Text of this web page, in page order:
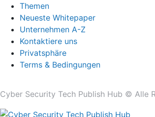
Themen
Neueste Whitepaper
Unternehmen A-Z
Kontaktiere uns
Privatsphäre
Terms & Bedingungen
Cyber ​​Security Tech Publish Hub © Alle